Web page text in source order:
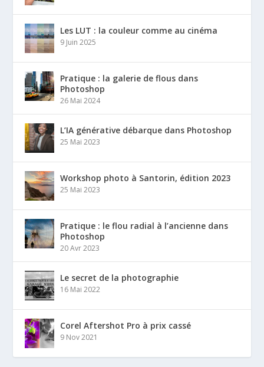
Les LUT : la couleur comme au cinéma
9 Juin 2025
Pratique : la galerie de flous dans
Photoshop
26 Mai 2024
L’IA générative débarque dans Photoshop
25 Mai 2023
Workshop photo à Santorin, édition 2023
25 Mai 2023
Pratique : le flou radial à l’ancienne dans
Photoshop
20 Avr 2023
Le secret de la photographie
16 Mai 2022
Corel Aftershot Pro à prix cassé
9 Nov 2021